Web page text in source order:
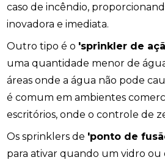
caso de incêndio,
inovadora e imediata.
Outro tipo é o 'sprinkler de
uma quantidade menor de
áreas onde a água não pode
é comum em ambientes
escritórios, onde o controle de
Os sprinklers de 'ponto de
para ativar quando um vidro ou